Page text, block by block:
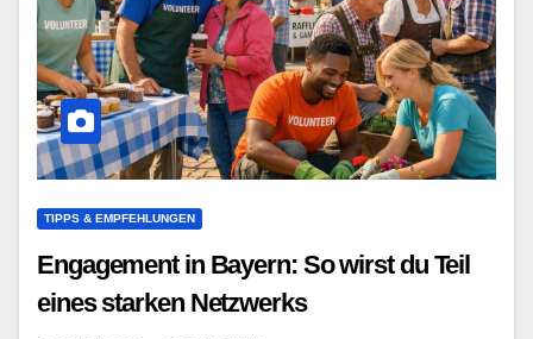
TIPPS & EMPFEHLUNGEN
Engagement in Bayern: So wirst du Teil
eines starken Netzwerks